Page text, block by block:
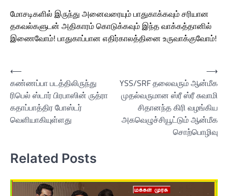
மோசடிகளில் இருந்து அனைவரையும் பாதுகாக்கவும் சரியான
தகவல்களுடன் அதிகாரம் கொடுக்கவும் இந்த வாக்கத்தானில்
இணைவோம்! பாதுகாப்பான எதிர்காலத்தினை உருவாக்குவோம்!
Post
navigation
⟵
கண்ணப்பா படத்திலிருந்து
ரிபெல் ஸ்டார் பிரபாஸின் ருத்ரா
கதாப்பாத்திர போஸ்டர்
வெளியாகியுள்ளது
YSS/SRF தலைவரும் ஆன்மீக
முதல்வருமான ஸ்ரீ ஸ்ரீ சுவாமி
சிதானந்த கிரி வழங்கிய
அகவெழுச்சியூட்டும் ஆன்மீக
சொற்பொழிவு
⟶
Related Posts